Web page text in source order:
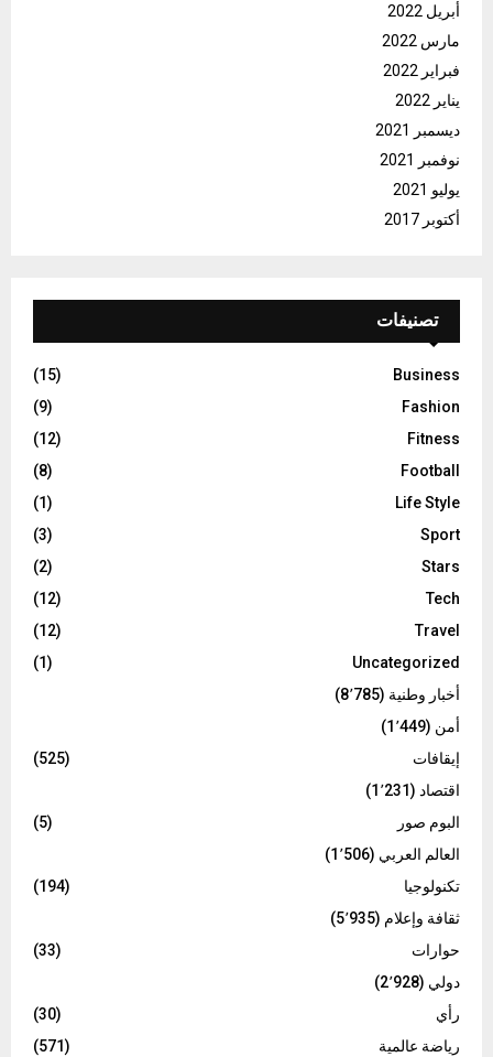
أبريل 2022
مارس 2022
فبراير 2022
يناير 2022
ديسمبر 2021
نوفمبر 2021
يوليو 2021
أكتوبر 2017
تصنيفات
Business
(15)
Fashion
(9)
Fitness
(12)
Football
(8)
Life Style
(1)
Sport
(3)
Stars
(2)
Tech
(12)
Travel
(12)
Uncategorized
(1)
أخبار وطنية (8٬785)
أمن (1٬449)
إيقافات
(525)
اقتصاد (1٬231)
البوم صور
(5)
العالم العربي (1٬506)
تكنولوجيا
(194)
ثقافة وإعلام (5٬935)
حوارات
(33)
دولي (2٬928)
رأي
(30)
رياضة عالمية
(571)